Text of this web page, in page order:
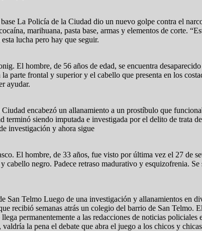
La Policía de la Ciudad dio un nuevo golpe contra el
marihuana, pasta base, armas y elementos de corte.
lucha pero hay que seguir.
El hombre, de 56 años de edad, se encuentra
parte frontal y superior y el cabello que presenta en los
ayudar.
encabezó un allanamiento a un prostíbulo que
siendo imputada e investigada por el delito de trata
investigación y ahora sigue
El hombre, de 33 años, fue visto por última vez el 27 de
negro. Padece retraso madurativo y esquizofrenia.
San Telmo Luego de una investigación y allanamientos en
recibió semanas atrás un colegio del barrio de San Telmo.
permanentemente a las redacciones de noticias policiales
la pena el debate que abra el juego a los chicos y